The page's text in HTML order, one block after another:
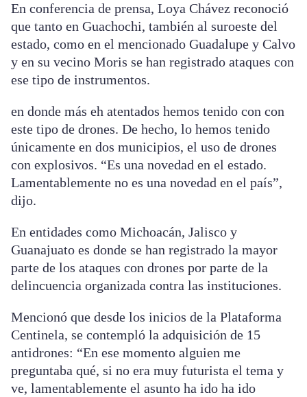
En conferencia de prensa, Loya Chávez reconoció
que tanto en Guachochi, también al suroeste del
estado, como en el mencionado Guadalupe y Calvo
y en su vecino Moris se han registrado ataques con
ese tipo de instrumentos.
en donde más eh atentados hemos tenido con con
este tipo de drones. De hecho, lo hemos tenido
únicamente en dos municipios, el uso de drones
con explosivos. “Es una novedad en el estado.
Lamentablemente no es una novedad en el país”,
dijo.
En entidades como Michoacán, Jalisco y
Guanajuato es donde se han registrado la mayor
parte de los ataques con drones por parte de la
delincuencia organizada contra las instituciones.
Mencionó que desde los inicios de la Plataforma
Centinela, se contempló la adquisición de 15
antidrones: “En ese momento alguien me
preguntaba qué, si no era muy futurista el tema y
ve, lamentablemente el asunto ha ido ha ido